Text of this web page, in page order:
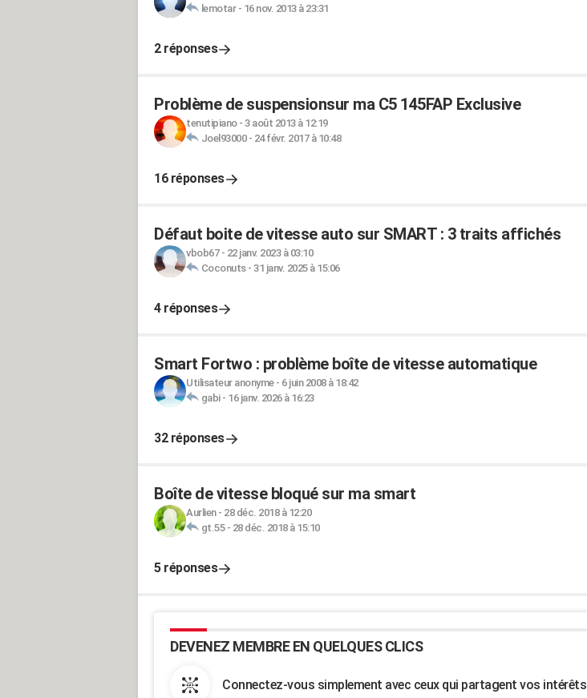
lemotar- 16 nov. 2013 à 23:31
2 réponses
Problème de suspensionsur ma C5 145FAP Exclusive
tenutipiano- 3 août 2013 à 12:19
Joel93000- 24 févr. 2017 à 10:48
16 réponses
Défaut boite de vitesse auto sur SMART : 3 traits affichés
vbob67- 22 janv. 2023 à 03:10
Coconuts- 31 janv. 2025 à 15:06
4 réponses
Smart Fortwo : problème boîte de vitesse automatique
Utilisateur anonyme- 6 juin 2008 à 18:42
gabi- 16 janv. 2026 à 16:23
32 réponses
Boîte de vitesse bloqué sur ma smart
Aurlien- 28 déc. 2018 à 12:20
gt.55- 28 déc. 2018 à 15:10
5 réponses
DEVENEZ MEMBRE EN QUELQUES CLICS
Connectez-vous simplement avec ceux qui partagent vos intérêts